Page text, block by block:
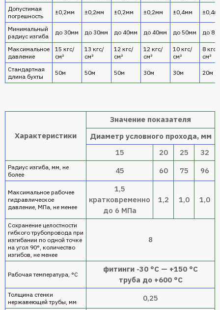
Допустимая
погрешность
±0,2мм ±0,2мм ±0,2мм ±0,2мм ±0,4мм
Минимальный
радиус изгиба
до 30мм до 30мм до 40мм до 40мм до 50мм до
Максимальное
давление
15 кгс/
см²
13 кгс/
см²
12 кгс/
см²
12 кгс/
см²
10 кгс/
см²
8 кгс/
см²
Стандартная
длина бухты
50м 50м 50м 30м 30м 20м
Xарактеристики
Значение показателя
Диаметр условного прохода, мм
15
20 25 32
Радиус изгиба, мм, не
более
45 60 75 96
Максимальное рабочее
гидравлическое
давление, МПа, не менее
1,5
кратковременно
до 6 МПа
1,2 1,0 1,0
Сохранение целостности
гибкого трубопровода при
изгибании по одной точке
на угол 90°, количество
изгибов, не менее
8
Рабочая температура, °С
фитинги -30 °C — +150 °C
труба до +600 °C
Толщина стенки
нержавеющей трубы, мм
0,25